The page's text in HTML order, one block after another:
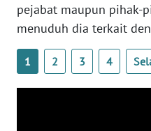
pejabat maupun pihak-
menuduh dia terkait
1 2 3 4
WN
PAPUA
WN
RIAU